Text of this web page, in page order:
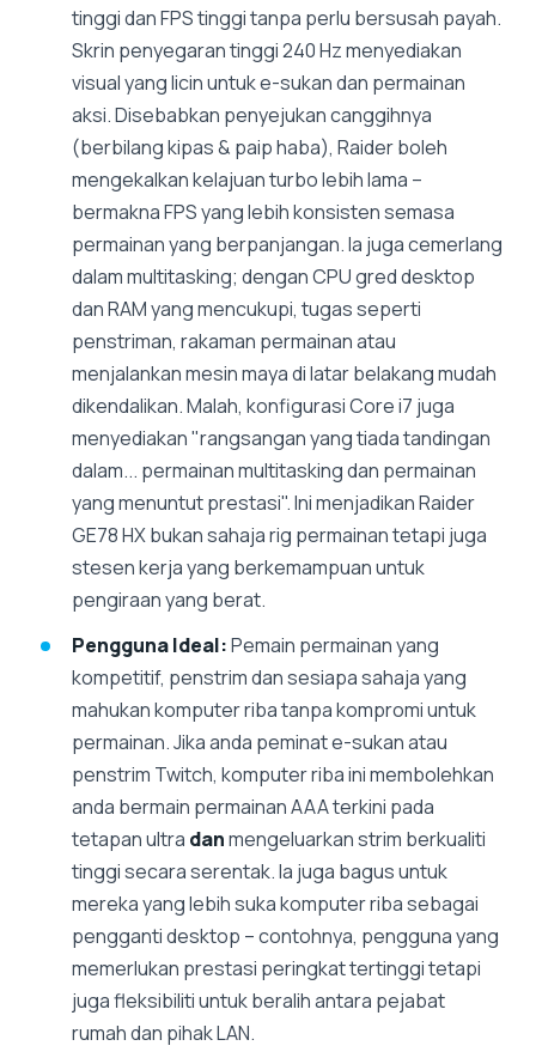
tinggi dan FPS tinggi tanpa perlu bersusah payah.
Skrin penyegaran tinggi 240 Hz menyediakan
visual yang licin untuk e-sukan dan permainan
aksi. Disebabkan penyejukan canggihnya
(berbilang kipas & paip haba), Raider boleh
mengekalkan kelajuan turbo lebih lama –
bermakna FPS yang lebih konsisten semasa
permainan yang berpanjangan. Ia juga cemerlang
dalam multitasking; dengan CPU gred desktop
dan RAM yang mencukupi, tugas seperti
penstriman, rakaman permainan atau
menjalankan mesin maya di latar belakang mudah
dikendalikan. Malah, konfigurasi Core i7 juga
menyediakan "rangsangan yang tiada tandingan
dalam... permainan multitasking dan permainan
yang menuntut prestasi". Ini menjadikan Raider
GE78 HX bukan sahaja rig permainan tetapi juga
stesen kerja yang berkemampuan untuk
pengiraan yang berat.
Pengguna Ideal:Pemain permainan yang
kompetitif, penstrim dan sesiapa sahaja yang
mahukan komputer riba tanpa kompromi untuk
permainan. Jika anda peminat e-sukan atau
penstrim Twitch, komputer riba ini membolehkan
anda bermain permainan AAA terkini pada
tetapan ultra danmengeluarkan strim berkualiti
tinggi secara serentak. Ia juga bagus untuk
mereka yang lebih suka komputer riba sebagai
pengganti desktop – contohnya, pengguna yang
memerlukan prestasi peringkat tertinggi tetapi
juga fleksibiliti untuk beralih antara pejabat
rumah dan pihak LAN.